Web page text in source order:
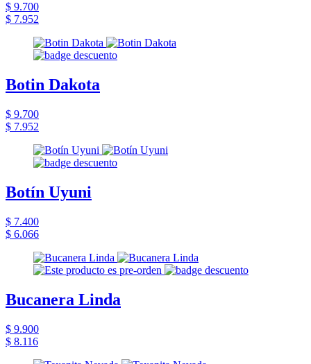
$ 9.700
$ 7.952
Botin Dakota
$ 9.700
$ 7.952
Botín Uyuni
$ 7.400
$ 6.066
Bucanera Linda
$ 9.900
$ 8.116